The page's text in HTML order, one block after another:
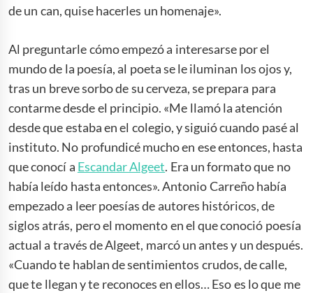
de un can, quise hacerles un homenaje».
Al preguntarle cómo empezó a interesarse por el
mundo de la poesía, al poeta se le iluminan los ojos y,
tras un breve sorbo de su cerveza, se prepara para
contarme desde el principio. «Me llamó la atención
desde que estaba en el colegio, y siguió cuando pasé al
instituto. No profundicé mucho en ese entonces, hasta
que conocí a Escandar Algeet. Era un formato que no
había leído hasta entonces». Antonio Carreño había
empezado a leer poesías de autores históricos, de
siglos atrás, pero el momento en el que conoció poesía
actual a través de Algeet, marcó un antes y un después.
«Cuando te hablan de sentimientos crudos, de calle,
que te llegan y te reconoces en ellos… Eso es lo que me